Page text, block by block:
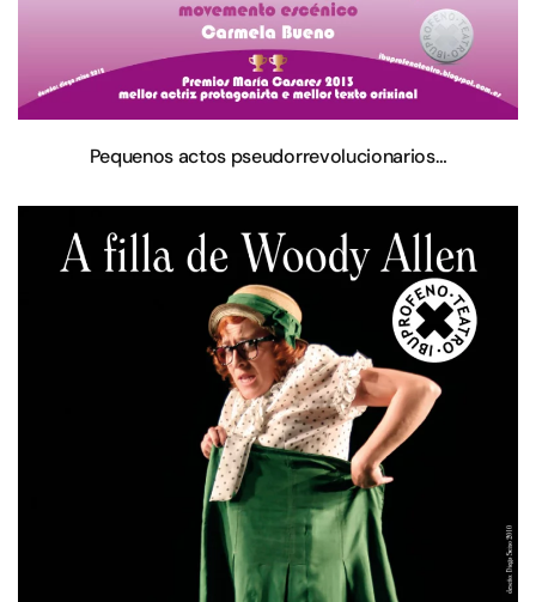
Pequenos actos pseudorrevolucionarios…